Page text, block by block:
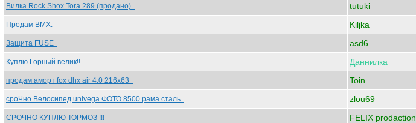
Вилка Rock Shox Tora 289 (продано) tutuki
Продам BMX. Kiljka
Защита FUSE asd6
Куплю Горный велик!! Даннилка
продам аморт fox dhx air 4.0 216x63 Toin
сроЧно Велосипед univega ФОТО 8500 рама сталь zlou69
СРОЧНО КУПЛЮ ТОРМОЗ !!! FELIX prodaction